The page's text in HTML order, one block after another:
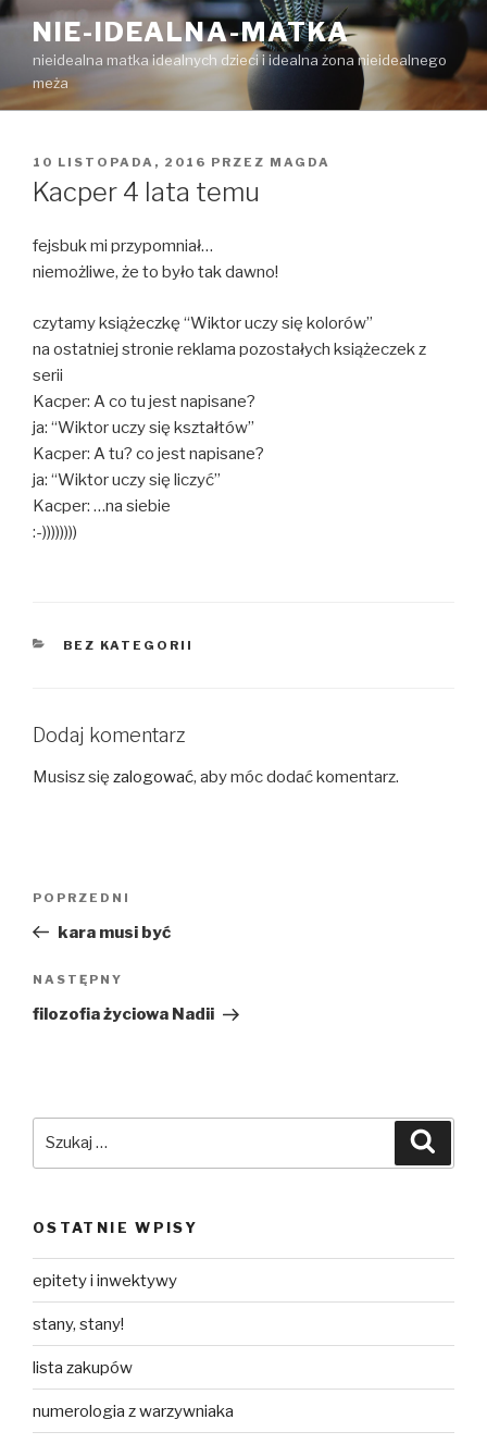
Przejdź
treści
NIE-IDEALNA-MATKA
nieidealna matka idealnych dzieci i idealna żona nieidealnego
meża
OPUBLIKOWANE
W
10 LISTOPADA, 2016 PRZEZ MAGDA
Kacper 4 lata temu
fejsbuk mi przypomniał…
niemożliwe, że to było tak dawno!
czytamy książeczkę “Wiktor uczy się kolorów”
na ostatniej stronie reklama pozostałych książeczek z
serii
Kacper: A co tu jest napisane?
ja: “Wiktor uczy się kształtów”
Kacper: A tu? co jest napisane?
ja: “Wiktor uczy się liczyć”
Kacper: …na siebie
:-))))))))
KATEGORIE
BEZ KATEGORII
Dodaj komentarz
Musisz się zalogować, aby móc dodać komentarz.
Poprzedni
wpis
POPRZEDNI
kara musi być
Następny
wpis
NASTĘPNY
filozofia życiowa Nadii
OSTATNIE WPISY
epitety i inwektywy
stany, stany!
lista zakupów
numerologia z warzywniaka